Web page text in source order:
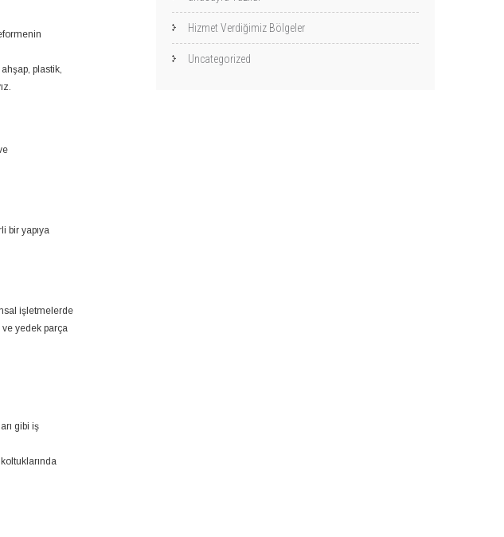
plastik,
bir yapıya
işletmelerde
ve yedek parça
gibi iş
Hizmet Verdiğimiz Bölgeler
Uncategorized